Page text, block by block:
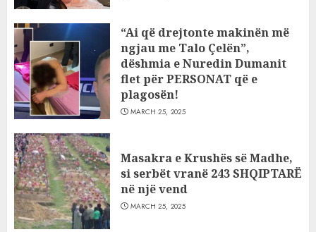
“Ai që drejtonte makinën më
ngjau me Talo Çelën”,
dëshmia e Nuredin Dumanit
flet për PERSONAT që e
plagosën!
MARCH 25, 2025
Masakra e Krushës së Madhe,
si serbët vranë 243 SHQIPTARË
në një vend
MARCH 25, 2025